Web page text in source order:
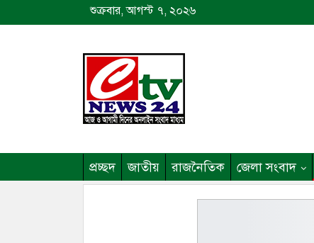
শুক্রবার, আগস্ট ৭, ২০২৬
প্রচ্ছদ জাতীয় রাজনৈতিক জেলা সংবাদ